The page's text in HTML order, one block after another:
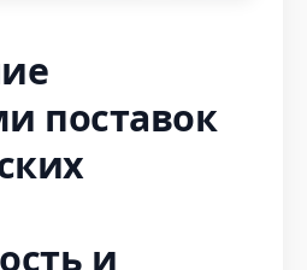
поставок
и